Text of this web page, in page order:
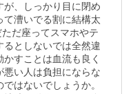
、しっかり目に閉め
て漕いでる割に結構太
だ座ってスマホやテ
るとしないでは全然違
すことは血流も良く
悪い人は負担にならな
はないでしょうか。